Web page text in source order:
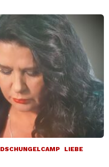
DSCHUNGELCAMP
LIEBE